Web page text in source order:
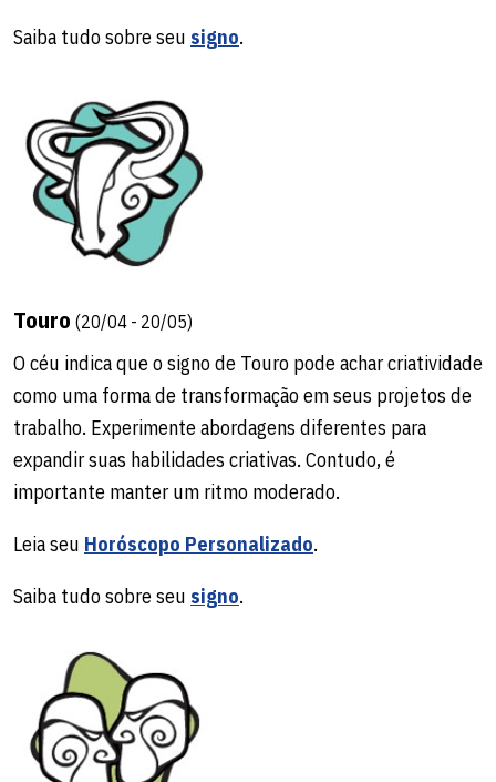
Saiba tudo sobre seu signo.
Touro (20/04 - 20/05)
O céu indica que o signo de Touro pode achar criatividade
como uma forma de transformação em seus projetos de
trabalho. Experimente abordagens diferentes para
expandir suas habilidades criativas. Contudo, é
importante manter um ritmo moderado.
Leia seu Horóscopo Personalizado.
Saiba tudo sobre seu signo.